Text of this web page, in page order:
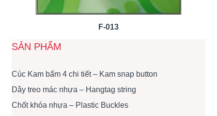
F-013
SẢN PHẨM
Cúc Kam bấm 4 chi tiết – Kam snap button
Dây treo mác nhựa – Hangtag string
Chốt khóa nhựa – Plastic Buckles